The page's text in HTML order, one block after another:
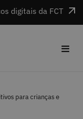
digitais da FCT
≡
para crianças e